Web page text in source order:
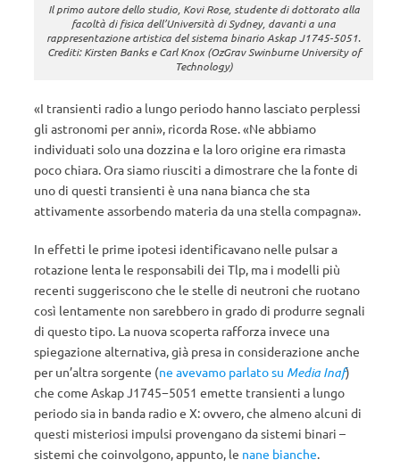
Il primo autore dello studio, Kovi Rose, studente di dottorato alla
facoltà di fisica dell’Università di Sydney, davanti a una
rappresentazione artistica del sistema binario Askap J1745-5051.
Crediti: Kirsten Banks e Carl Knox (OzGrav Swinburne University of
Technology)
«I transienti radio a lungo periodo hanno lasciato perplessi
gli astronomi per anni», ricorda Rose. «Ne abbiamo
individuati solo una dozzina e la loro origine era rimasta
poco chiara. Ora siamo riusciti a dimostrare che la fonte di
uno di questi transienti è una nana bianca che sta
attivamente assorbendo materia da una stella compagna».
In effetti le prime ipotesi identificavano nelle pulsar a
rotazione lenta le responsabili dei Tlp, ma i modelli più
recenti suggeriscono che le stelle di neutroni che ruotano
così lentamente non sarebbero in grado di produrre segnali
di questo tipo. La nuova scoperta rafforza invece una
spiegazione alternativa, già presa in considerazione anche
per un’altra sorgente (ne avevamo parlato su Media Inaf)
che come Askap J1745−5051 emette transienti a lungo
periodo sia in banda radio e X: ovvero, che almeno alcuni di
questi misteriosi impulsi provengano da sistemi binari –
sistemi che coinvolgono, appunto, le nane bianche.